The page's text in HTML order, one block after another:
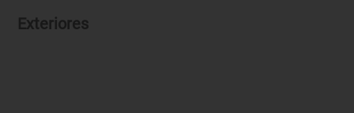
Exteriores